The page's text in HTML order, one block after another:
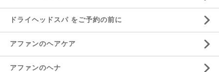
ドライヘッドスパ をご予約の前に
アファンのヘアケア
アファンのヘナ